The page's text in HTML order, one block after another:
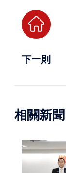
下一則
相關新聞